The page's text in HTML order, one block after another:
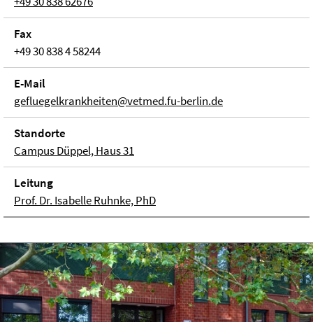
Fax
+49 30 838 4 58244
E-Mail
gefluegelkrankheiten@vetmed.fu-berlin.de
Stand­orte
Campus Düppel, Haus 31
Lei­tung
Prof. Dr. Isabelle Ruhnke, PhD